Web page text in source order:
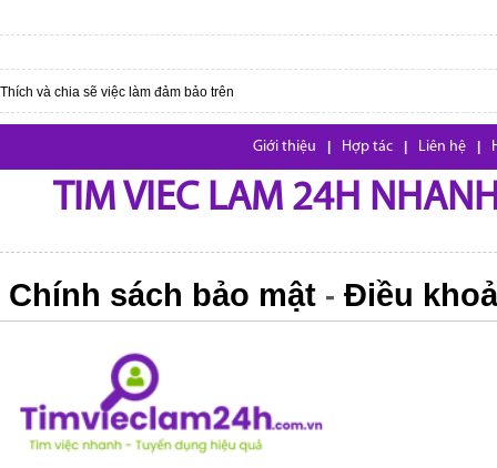
Thích và chia sẽ việc làm đảm bảo trên
Giới thiệu Hợp tác Liên hệ
TIM VIEC LAM 24H
Chính sách bảo mật - Điều